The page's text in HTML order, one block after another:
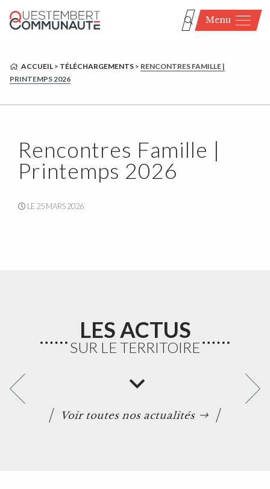
Menu
ACCUEIL > TÉLÉCHARGEMENTS > RENCONTRES FAMILLE |
PRINTEMPS 2026
Rencontres Famille |
Printemps 2026
LE 25 MARS 2026
LES ACTUS
SUR LE TERRITOIRE
Voir toutes nos actualités